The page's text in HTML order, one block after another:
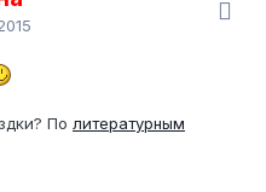
По литературным